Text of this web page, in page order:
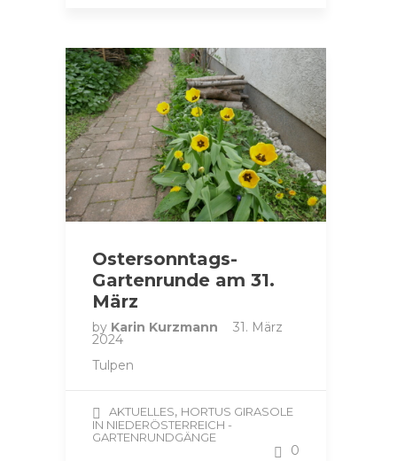
Ostersonntags-
Gartenrunde am 31.
März
by Karin Kurzmann 31. März
2024
Tulpen
AKTUELLES, HORTUS GIRASOLE
IN NIEDERÖSTERREICH -
GARTENRUNDGÄNGE
0